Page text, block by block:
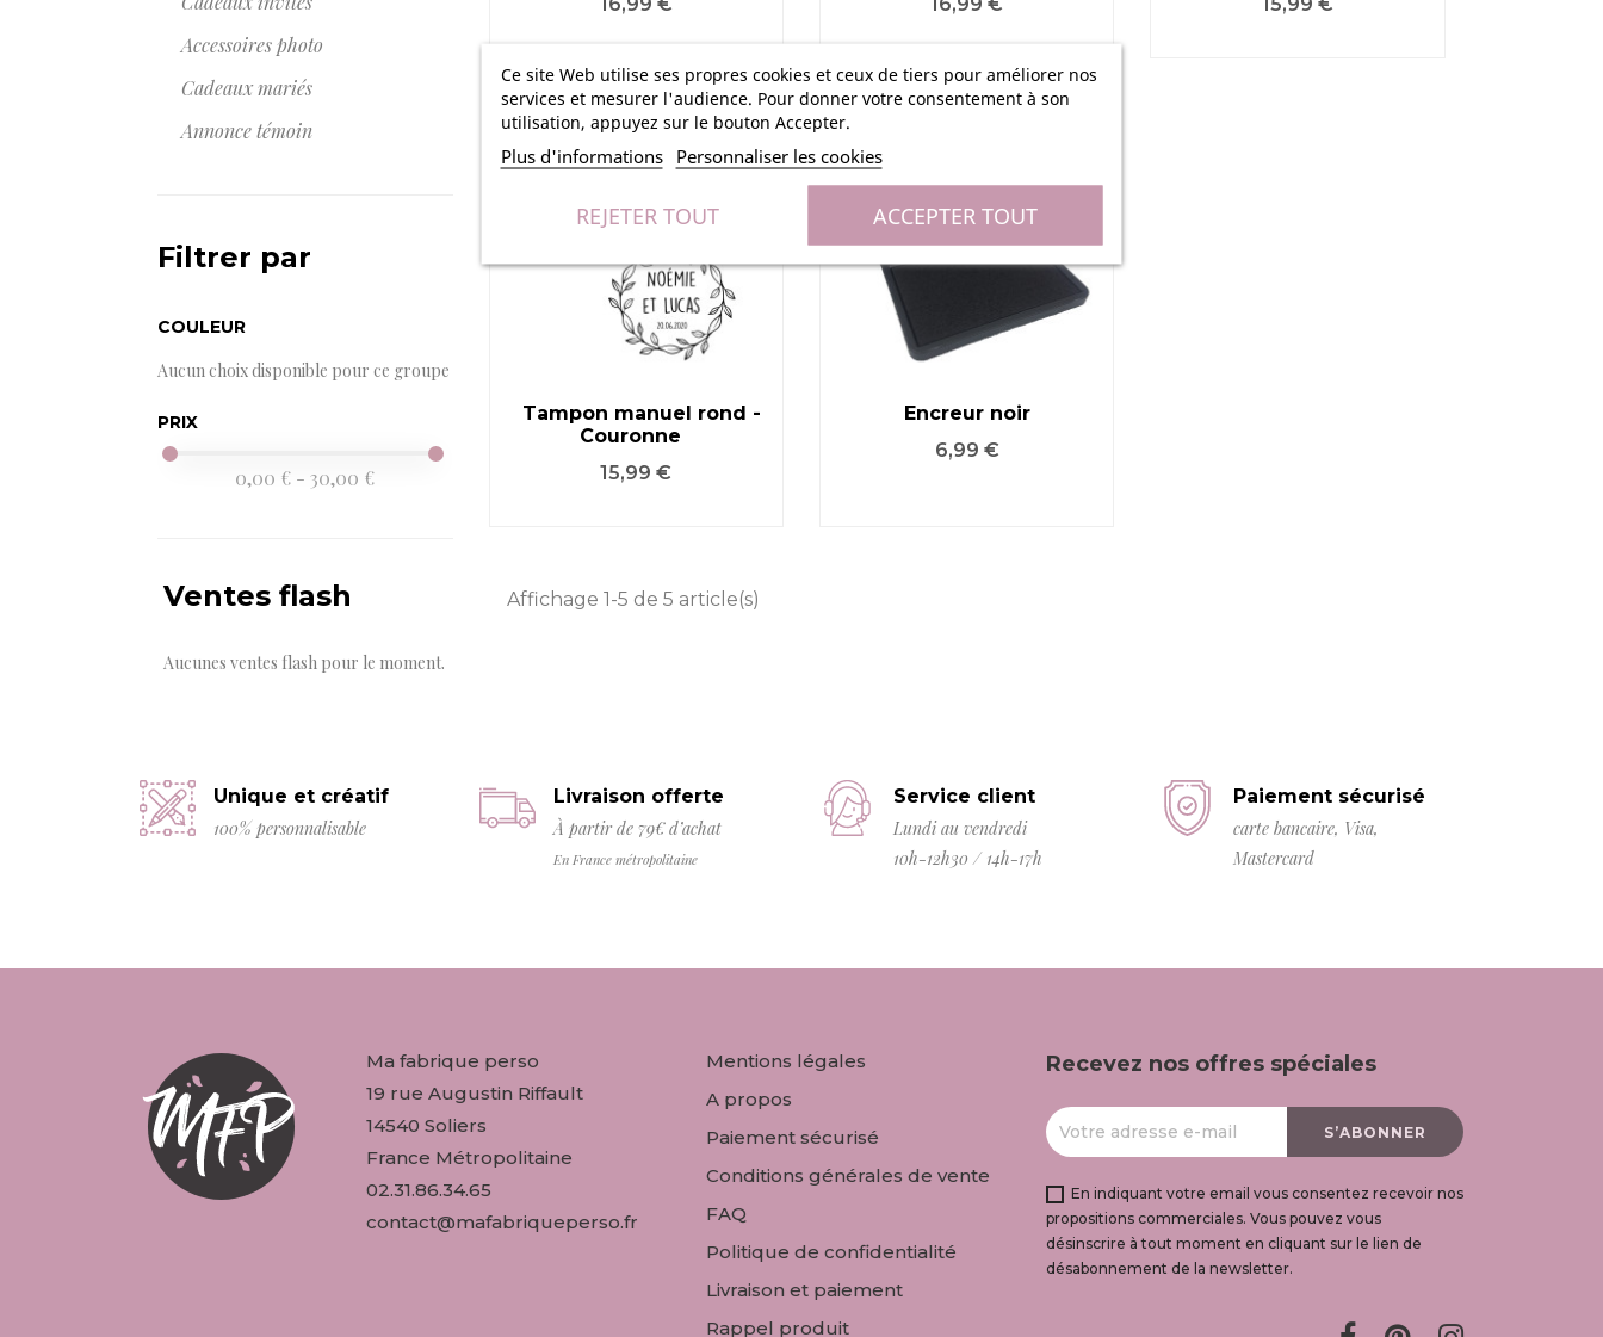
Ce site Web utilise ses propres cookies et ceux de tiers pour améliorer nos
services et mesurer l'audience. Pour donner votre consentement à son
utilisation, appuyez sur le bouton Accepter.
Plus d'informations Personnaliser les cookies
REJETER TOUT ACCEPTER TOUT
Accessoires photo
Cadeaux mariés
Annonce témoin
Filtrer par
COULEUR
Aucun choix disponible pour ce groupe
PRIX
0,00 € - 30,00 €
Ventes flash
Aucunes ventes flash pour le moment.
Tampon manuel rond -
Couronne
Prix
15,99 €
VOIR LE PRODUIT
Encreur noir
Prix
6,99 €
VOIR LE PRODUIT
Affichage 1-5 de 5 article(s)
Unique et créatif
100% personnalisable
Livraison offerte
À partir de 79€ d’achat
En France métropolitaine
Service client
Lundi au vendredi
10h-12h30 / 14h-17h
Paiement sécurisé
carte bancaire, Visa,
Mastercard
Ma fabrique perso
19 rue Augustin Riffault
14540 Soliers
France Métropolitaine
02.31.86.34.65
contact@mafabriqueperso.fr
Mentions légales
A propos
Paiement sécurisé
Conditions générales de vente
FAQ
Politique de confidentialité
Livraison et paiement
Rappel produit
Recevez nos offres spéciales
En indiquant votre email vous consentez recevoir nos
propositions commerciales. Vous pouvez vous
désinscrire à tout moment en cliquant sur le lien de
désabonnement de la newsletter.